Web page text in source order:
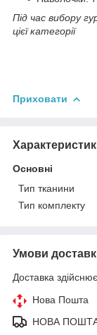
Під час вибору
цієї категорії
Приховати
Основні
Тип тканини
Тип комплекту
Умови
Доставка
Нова Пошта
НОВА